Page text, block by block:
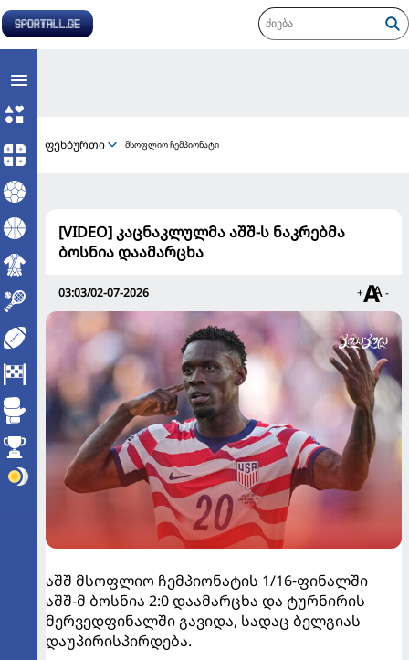
ფეხბურთი მსოფლიო ჩემპიონატი
[VIDEO] კაცნაკლულმა აშშ-ს ნაკრებმა
ბოსნია დაამარცხა
03:03/02-07-2026 + -
აშშ მსოფლიო ჩემპიონატის 1/16-ფინალში
აშშ-მ ბოსნია 2:0 დაამარცხა და ტურნირის
მერვედფინალში გავიდა, სადაც ბელგიას
დაუპირისპირდება.